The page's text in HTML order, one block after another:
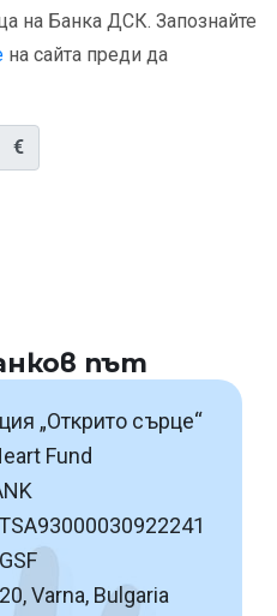
на Банка ДСК. Запознайте
на сайта преди да
€
път
„Открито сърце“
Fund
Varna, Bulgaria